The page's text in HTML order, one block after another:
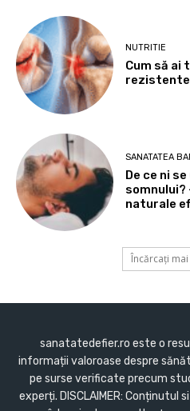
NUTRITIE
Cum să ai
rezistente
SANATATEA
De ce ni
somnului?
naturale
Încărcați
sanatatedefier.ro este o
informații valoroase despre
pe surse verificate precum
experți. DISCLAIMER: